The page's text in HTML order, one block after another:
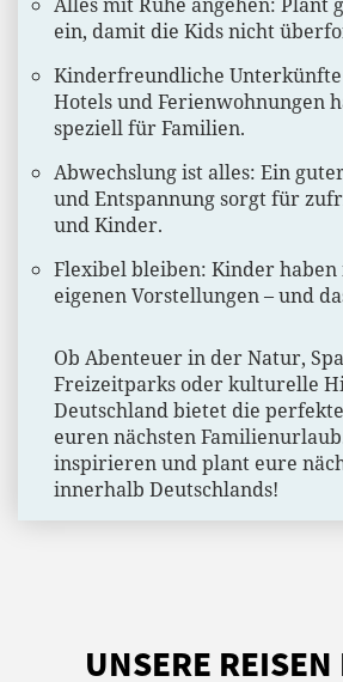
ein, damit die Kids nicht
Kinderfreundliche
Hotels und Ferienwohnungen
speziell für Familien.
Abwechslung ist alles: Ein
und Entspannung sorgt für
und Kinder.
Flexibel bleiben: Kinder
eigenen Vorstellungen – und
Ob Abenteuer in der Natur,
Freizeitparks oder kulturelle
Deutschland bietet die
euren nächsten
inspirieren und plant eure
innerhalb Deutschlands!
UNSERE